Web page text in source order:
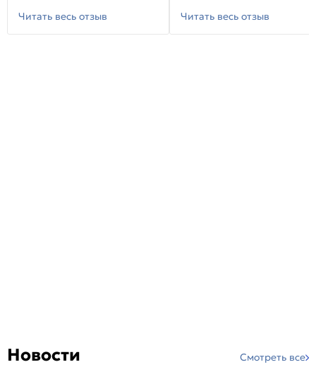
Читать весь отзыв
Читать весь отзыв
Новости Смотреть все